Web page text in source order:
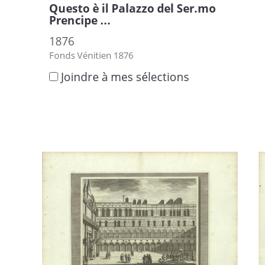
Questo è il Palazzo del Ser.mo
Prencipe ...
1876
Fonds Vénitien 1876
Joindre à mes sélections